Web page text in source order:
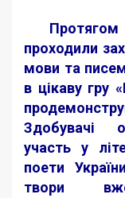
Протягом
проходили
мови та
в цікаву гру
Здобувачі
участь у
поети
твори